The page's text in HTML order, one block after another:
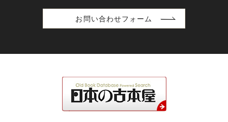
お問い合わせフォーム